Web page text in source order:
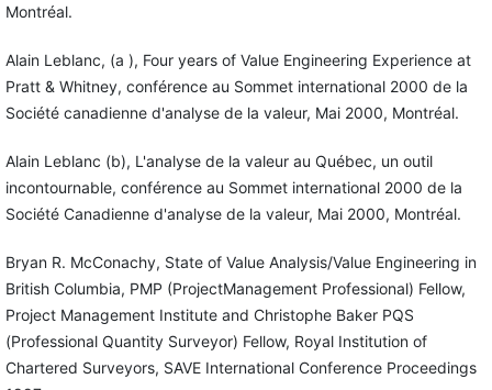
Montréal.
Alain Leblanc, (a ), Four years of Value Engineering Experience at
Pratt & Whitney, conférence au Sommet international 2000 de la
Société canadienne d'analyse de la valeur, Mai 2000, Montréal.
Alain Leblanc (b), L'analyse de la valeur au Québec, un outil
incontournable, conférence au Sommet international 2000 de la
Société Canadienne d'analyse de la valeur, Mai 2000, Montréal.
Bryan R. McConachy, State of Value Analysis/Value Engineering in
British Columbia, PMP (ProjectManagement Professional) Fellow,
Project Management Institute and Christophe Baker PQS
(Professional Quantity Surveyor) Fellow, Royal Institution of
Chartered Surveyors, SAVE International Conference Proceedings